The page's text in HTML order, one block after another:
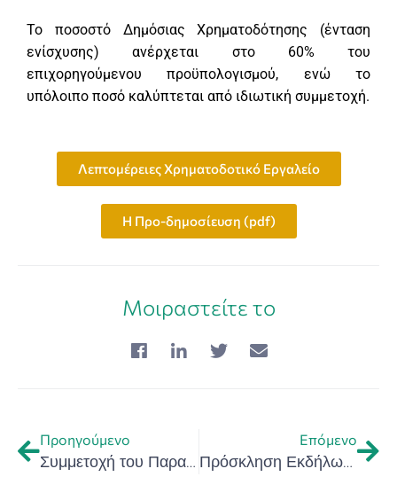
Το ποσοστό Δημόσιας Χρηματοδότησης (ένταση
ενίσχυσης) ανέρχεται στο 60% του
επιχορηγούμενου προϋπολογισμού, ενώ το
υπόλοιπο ποσό καλύπτεται από ιδιωτική συμμετοχή.
Λεπτομέρειες Χρηματοδοτικό Εργαλείο
Η Προ-δημοσίευση (pdf)
Μοιραστείτε το
Προηγούμενο
Συμμετοχή του Παρατηρητηρίου Καινοτόμου Επιχειρηματικότητας στις δράσεις BlueMissionMed και Blue Ecosystem για την προστασία του θαλάσσιου περιβάλλοντος
Επόμενο
Πρόσκληση Εκδήλωσης Ενδιαφέροντος για συμμετοχή στο ομαδικό περίπτερο της Περιφέρειας Κρήτης στη Διεθνή Έκθεση BEYOND 2026 (Αθήνα, 17-19 Ιουνίου 2026)